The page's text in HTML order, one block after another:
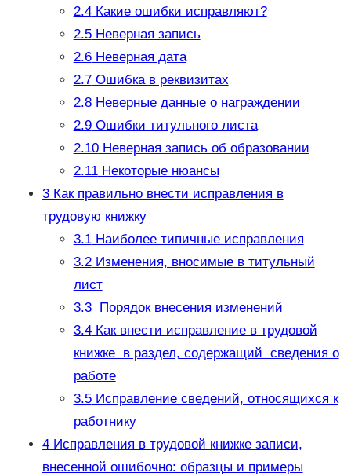
2.4Какие ошибки исправляют?
2.5Неверная запись
2.6Неверная дата
2.7Ошибка в реквизитах
2.8Неверные данные о награждении
2.9Ошибки титульного листа
2.10Неверная запись об образовании
2.11Некоторые нюансы
3Как правильно внести исправления в
трудовую книжку
3.1Наиболее типичные исправления
3.2Изменения, вносимые в титульный
лист
3.3Порядок внесения изменений
3.4Как внести исправление в трудовой
книжке в раздел, содержащий сведения о
работе
3.5Исправление сведений, относящихся к
работнику
4Исправления в трудовой книжке записи,
внесенной ошибочно: образцы и примеры